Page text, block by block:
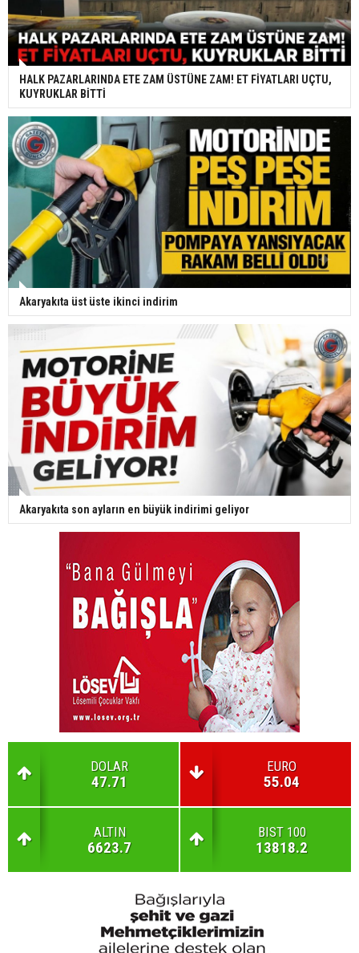
HALK PAZARLARINDA ETE ZAM ÜSTÜNE ZAM! ET FİYATLARI UÇTU,
KUYRUKLAR BİTTİ
Akaryakıta üst üste ikinci indirim
Akaryakıta son ayların en büyük indirimi geliyor
DOLAR
47.71
EURO
55.04
ALTIN
6623.7
BIST 100
13818.2